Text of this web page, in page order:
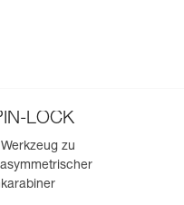
LOCK
zu